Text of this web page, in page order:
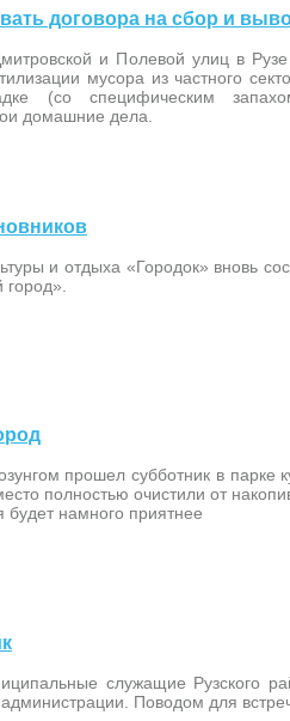
договора на сбор и
и Полевой улиц в
мусора из частного
(со специфическим
домашние дела.
и отдыха «Городок» вновь
прошел субботник в парке
полностью очистили от
будет намного приятнее
служащие Рузского
Поводом для